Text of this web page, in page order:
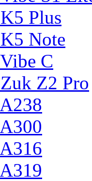
Plus
Note
C
Z2 Pro